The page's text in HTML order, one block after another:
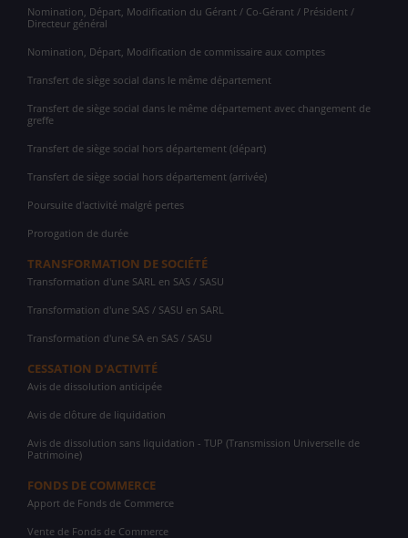
Nomination, Départ, Modification du Gérant / Co-Gérant / Président /
Directeur général
Nomination, Départ, Modification de commissaire aux comptes
Transfert de siège social dans le même département
Transfert de siège social dans le même département avec changement de
greffe
Transfert de siège social hors département (départ)
Transfert de siège social hors département (arrivée)
Poursuite d'activité malgré pertes
Prorogation de durée
TRANSFORMATION DE SOCIÉTÉ
Transformation d'une SARL en SAS / SASU
Transformation d'une SAS / SASU en SARL
Transformation d'une SA en SAS / SASU
CESSATION D'ACTIVITÉ
Avis de dissolution anticipée
Avis de clôture de liquidation
Avis de dissolution sans liquidation - TUP (Transmission Universelle de
Patrimoine)
FONDS DE COMMERCE
Apport de Fonds de Commerce
Vente de Fonds de Commerce